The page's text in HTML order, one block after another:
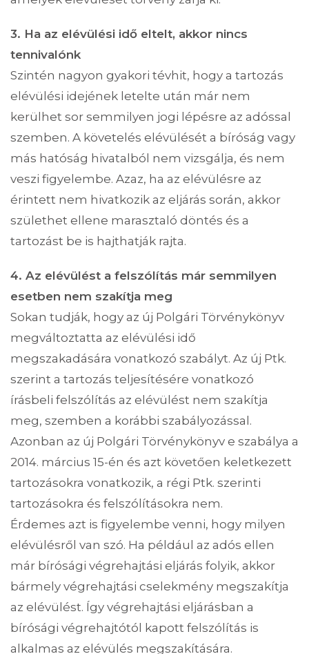
3. Ha az elévülési idő eltelt, akkor nincs
tennivalónk
Szintén nagyon gyakori tévhit, hogy a tartozás
elévülési idejének letelte után már nem
kerülhet sor semmilyen jogi lépésre az adóssal
szemben. A követelés elévülését a bíróság vagy
más hatóság hivatalból nem vizsgálja, és nem
veszi figyelembe. Azaz, ha az elévülésre az
érintett nem hivatkozik az eljárás során, akkor
születhet ellene marasztaló döntés és a
tartozást be is hajthatják rajta.
4. Az elévülést a felszólítás már semmilyen
esetben nem szakítja meg
Sokan tudják, hogy az új Polgári Törvénykönyv
megváltoztatta az elévülési idő
megszakadására vonatkozó szabályt. Az új Ptk.
szerint a tartozás teljesítésére vonatkozó
írásbeli felszólítás az elévülést nem szakítja
meg, szemben a korábbi szabályozással.
Azonban az új Polgári Törvénykönyv e szabálya a
2014. március 15-én és azt követően keletkezett
tartozásokra vonatkozik, a régi Ptk. szerinti
tartozásokra és felszólításokra nem.
Érdemes azt is figyelembe venni, hogy milyen
elévülésről van szó. Ha például az adós ellen
már bírósági végrehajtási eljárás folyik, akkor
bármely végrehajtási cselekmény megszakítja
az elévülést. Így végrehajtási eljárásban a
bírósági végrehajtótól kapott felszólítás is
alkalmas az elévülés megszakítására.